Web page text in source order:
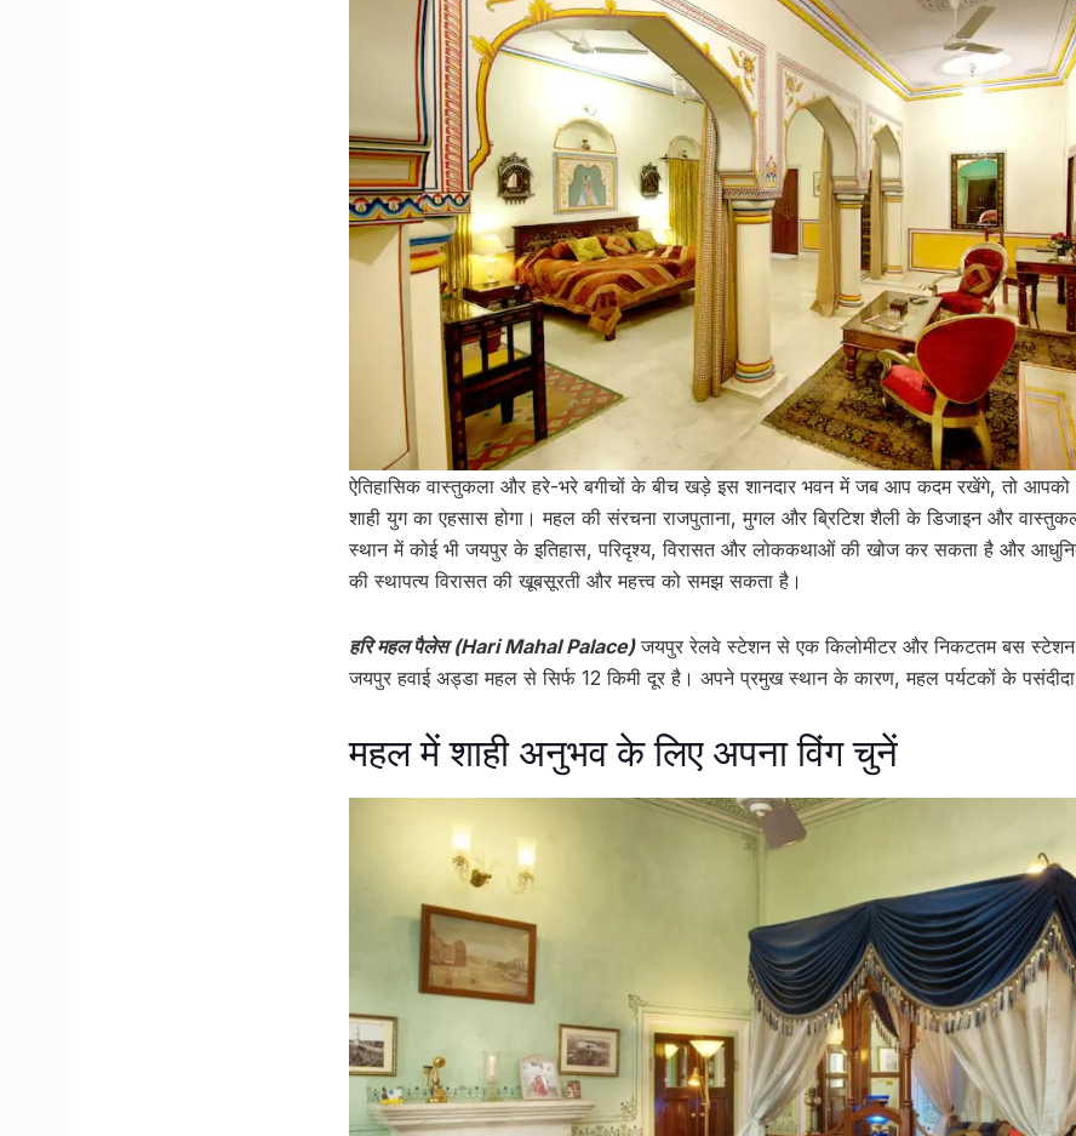
ऐतिहासिक वास्तुकला और हरे-भरे बगीचों के बीच खड़े इस शानदार भवन में जब आप कदम रखेंगे, तो आपको
शाही युग का एहसास होगा। महल की संरचना राजपुताना, मुगल और ब्रिटिश शैली के डिजाइन और
स्थान में कोई भी जयपुर के इतिहास, परिदृश्य, विरासत और लोककथाओं की खोज कर सकता है और
की स्थापत्य विरासत की खूबसूरती और महत्त्व को समझ सकता है।
हरि महल पैलेस (Hari Mahal Palace)जयपुर रेलवे स्टेशन से एक किलोमीटर और निकटतम बस स्टेशन
जयपुर हवाई अड्डा महल से सिर्फ 12 किमी दूर है। अपने प्रमुख स्थान के कारण, महल पर्यटकों के
महल में शाही अनुभव के लिए अपना विंग चुनें